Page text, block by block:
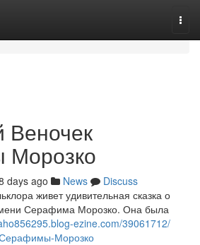
Веночек
days ago News
Discuss
живет удивительная сказка о
Серафима Морозко. Она была
ezine.com/39061712/
Морозко